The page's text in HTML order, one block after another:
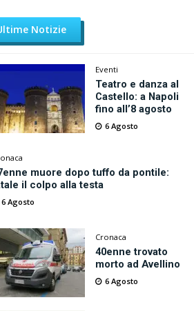
Notizie
Eventi
Teatro e danza al
Castello: a Napoli
fino all’8 agosto
6 Agosto
muore dopo tuffo da pontile:
il colpo alla testa
6 Agosto
Cronaca
40enne trovato
morto ad Avellino
6 Agosto